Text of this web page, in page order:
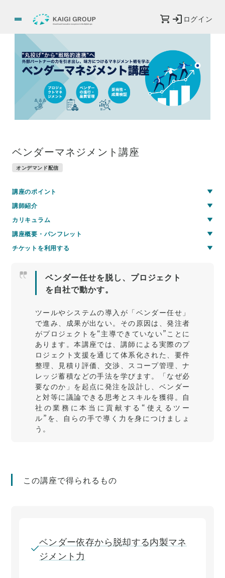
ログイン
ベンダー任せを脱し、プロジェクト
を自社で動かす。
ツールやシステムの導入が「ベンダー任せ」
で進み、成果が出ない。その原因は、発注者
がプロジェクトを“主導できていない”ことに
あります。本講座では、講師による実際のプ
ロジェクト支援を通じて体系化された、要件
整理、見積り評価、交渉、スコープ管理、ナ
レッジ蓄積などの手法を学びます。「なぜ必
要なのか」を起点に発注を設計し、ベンダー
と対等に議論できる思考とスキルを獲得。自
社の業務に本当に貢献する“使えるツー
ル”を、自らの手で導く力を身につけましょ
う。
この講座で得られるもの
ベンダー依存から脱却する内製マネ
ジメント力
ベンダーマネジメント講座
オンデマンド配信
講座のポイント
講師紹介
カリキュラム
講座概要・パンフレット
チケットを利用する